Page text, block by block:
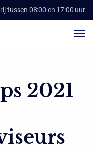
tussen 08:00 en 17:00 uur
2021